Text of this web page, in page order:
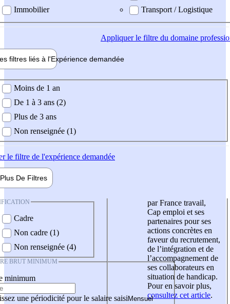
Immobilier
Transport / Logistique
Appliquerle filtre du domaine
filtres liés à l'Expérience demandée
demandée
Moins de 1 an
De 1 à 3 ans (2)
Plus de 3 ans
Non renseignée (1)
le filtre de l'expérience demandée
Plus De Filtres
Cadre
Non cadre (1)
Non renseignée (4)
BRUT MINIMUM
minimum
une périodicité pour le salaire saisi
par France travail,
Cap emploi et ses
partenaires pour ses
actions concrètes en
faveur du recrutement,
de l’intégration et de
l’accompagnement de
ses collaborateurs en
situation de handicap.
Pour en savoir plus,
consultez cet article.